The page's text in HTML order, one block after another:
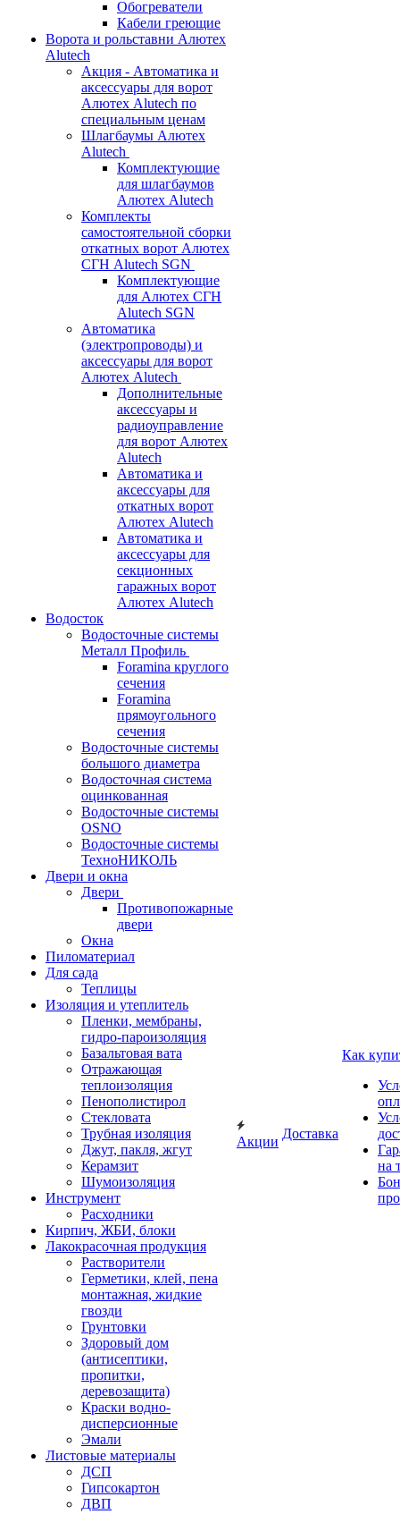
Обогреватели
Кабели греющие
Ворота и рольставни Алютех
Alutech
Акция - Автоматика и
аксессуары для ворот
Алютех Alutech по
специальным ценам
Шлагбаумы Алютех
Alutech
Комплектующие
для шлагбаумов
Алютех Alutech
Комплекты
самостоятельной сборки
откатных ворот Алютех
СГН Alutech SGN
Комплектующие
для Алютех СГН
Alutech SGN
Автоматика
(электропроводы) и
аксессуары для ворот
Алютех Alutech
Дополнительные
аксессуары и
радиоуправление
для ворот Алютех
Alutech
Автоматика и
аксессуары для
откатных ворот
Алютех Alutech
Автоматика и
аксессуары для
секционных
гаражных ворот
Алютех Alutech
Водосток
Водосточные системы
Металл Профиль
Foramina круглого
сечения
Foramina
прямоугольного
сечения
Водосточные системы
большого диаметра
Водосточная система
оцинкованная
Водосточные системы
OSNO
Водосточные системы
ТехноНИКОЛЬ
Двери и окна
Двери
Противопожарные
двери
Окна
Пиломатериал
Для сада
Теплицы
Изоляция и утеплитель
Пленки, мембраны,
гидро-пароизоляция
Базальтовая вата
Отражающая
теплоизоляция
Пенополистирол
Стекловата
Трубная изоляция
Джут, пакля, жгут
Керамзит
Шумоизоляция
Инструмент
Расходники
Кирпич, ЖБИ, блоки
Лакокрасочная продукция
Растворители
Герметики, клей, пена
монтажная, жидкие
гвозди
Грунтовки
Здоровый дом
(антисептики,
пропитки,
деревозащита)
Краски водно-
дисперсионные
Эмали
Листовые материалы
ДСП
Гипсокартон
ДВП
Акции
Доставка
Как
на